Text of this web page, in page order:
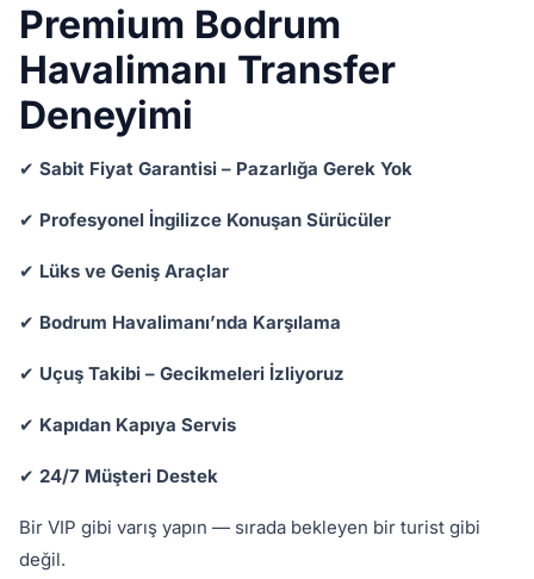
Premium Bodrum
Havalimanı Transfer
Deneyimi
✔ Sabit Fiyat Garantisi – Pazarlığa Gerek Yok
✔ Profesyonel İngilizce Konuşan Sürücüler
✔ Lüks ve Geniş Araçlar
✔ Bodrum Havalimanı’nda Karşılama
✔ Uçuş Takibi – Gecikmeleri İzliyoruz
✔ Kapıdan Kapıya Servis
✔ 24/7 Müşteri Destek
Bir VIP gibi varış yapın — sırada bekleyen bir turist gibi
değil.